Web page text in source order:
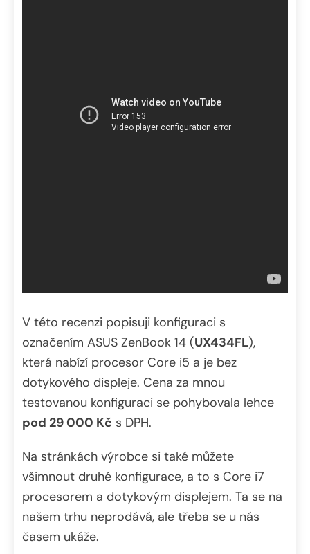
V této recenzi popisuji konfiguraci s
označením ASUS ZenBook 14 (UX434FL),
která nabízí procesor Core i5 a je bez
dotykového displeje. Cena za mnou
testovanou konfiguraci se pohybovala lehce
pod 29 000 Kč s DPH.
Na stránkách výrobce si také můžete
všimnout druhé konfigurace, a to s Core i7
procesorem a dotykovým displejem. Ta se na
našem trhu neprodává, ale třeba se u nás
časem ukáže.